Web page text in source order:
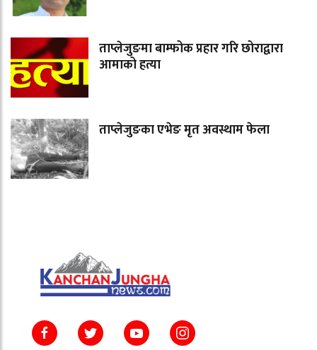
ताप्लेजुङमा बाम्फोक प्रहार गरि छोराद्वारा
आमाको हत्या
ताप्लेजुङका एभेङ मृत अवस्थाम फेला